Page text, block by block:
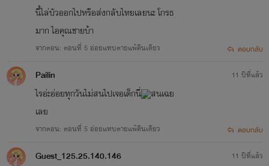
นี้ไล่บัวออกไปหรือส่งกลับไทยเลยนะ โกรธ
มาก ไอคุณชายบ้า
จากตอน: ตอนที่ 5 อ่อยแทบตายแพ้คืนเดียว ตอบกลับ
Pailin
ไรอ่ะอ่อยทุกวันไม่สนไปเจอเด็กนี่
สนเฉย
เลย
จากตอน: ตอนที่ 5 อ่อยแทบตายแพ้คืนเดียว
11 ปีที่แล้ว
ตอบกลับ
Guest_125.25.140.146
11 ปีที่แล้ว